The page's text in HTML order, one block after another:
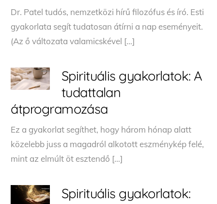
Dr. Patel tudós, nemzetközi hírű filozófus és író. Esti
gyakorlata segít tudatosan átírni a nap eseményeit.
(Az ő változata valamicskével […]
Spirituális gyakorlatok: A
tudattalan
átprogramozása
Ez a gyakorlat segíthet, hogy három hónap alatt
közelebb juss a magadról alkotott eszménykép felé,
mint az elmúlt öt esztendő […]
Spirituális gyakorlatok: